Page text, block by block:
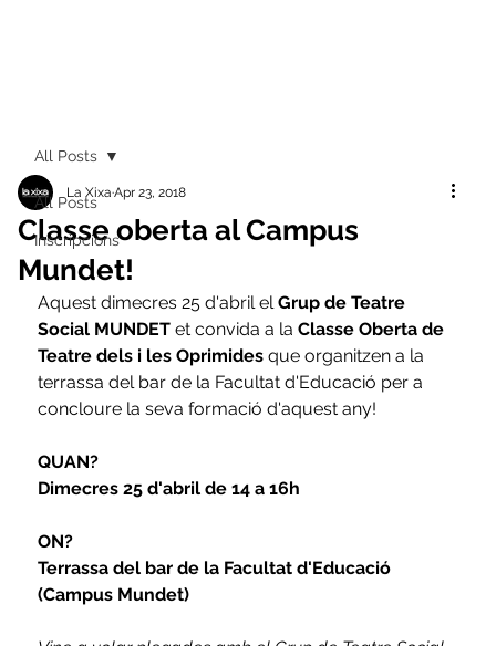
All Posts
Inscripcions
All Posts
Classe oberta al Campus
Mundet!
La XixaApr 23, 2018
Aquest dimecres 25 d'abril el Grup de Teatre
Social MUNDET et convida a la Classe Oberta de
Teatre dels i les Oprimides que organitzen a la
terrassa del bar de la Facultat d'Educació per a
concloure la seva formació d'aquest any!
QUAN?
Dimecres 25 d'abril de 14 a 16h
ON?
Terrassa del bar de la Facultat d'Educació
(Campus Mundet)